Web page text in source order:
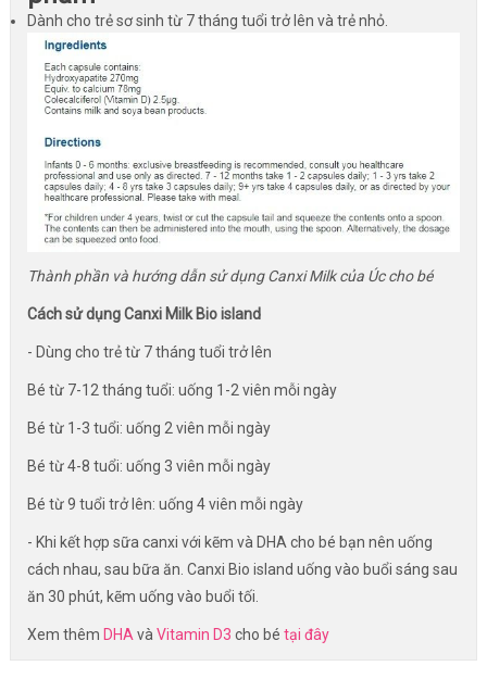
Dành cho trẻ sơ sinh từ 7 tháng tuổi trở lên và trẻ nhỏ.
Thành phần và hướng dẫn sử dụng Canxi Milk của Úc cho bé
Cách sử dụng Canxi Milk Bio island
- Dùng cho trẻ từ 7 tháng tuổi trở lên
Bé từ 7-12 tháng tuổi: uống 1-2 viên mỗi ngày
Bé từ 1-3 tuổi: uống 2 viên mỗi ngày
Bé từ 4-8 tuổi: uống 3 viên mỗi ngày
Bé từ 9 tuổi trở lên: uống 4 viên mỗi ngày
- Khi kết hợp sữa canxi với kẽm và DHA cho bé bạn nên uống
cách nhau, sau bữa ăn. Canxi Bio island uống vào buổi sáng sau
ăn 30 phút, kẽm uống vào buổi tối.
Xem thêm DHA và Vitamin D3 cho bé tại đây